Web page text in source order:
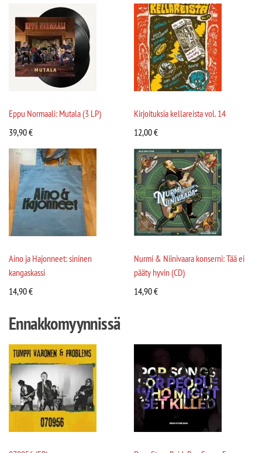
Eppu Normaali: Mutala (3 LP)
39,90€
Kirjoituksia kellareista vol. 14
12,00€
Aino ja Hajonneet: sininen
kangaskassi
14,90€
Nurmi & Niinivaara konserni: Tää ei
pääty hyvin (CD)
14,90€
Ennakkomyynnissä